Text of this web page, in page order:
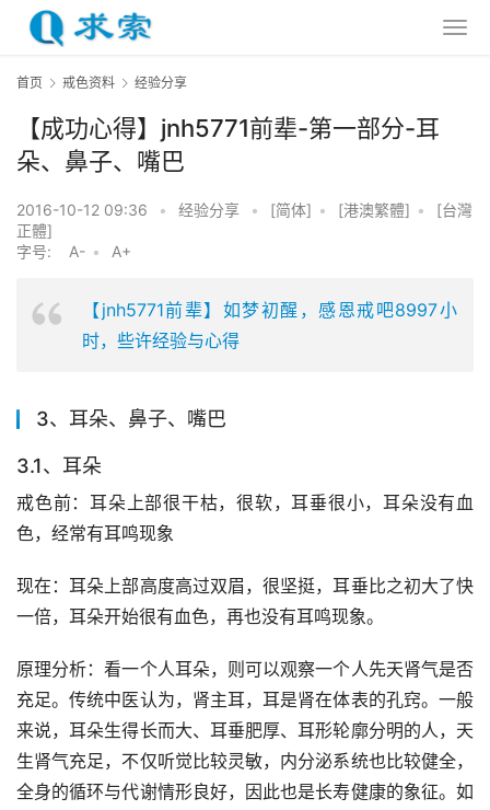
首页 戒色资料 经验分享
【成功心得】jnh5771前辈-第一部分-耳
朵、鼻子、嘴巴
2016-10-12 09:36 • 经验分享 • [简体] • [港澳繁體] •
[台灣
正體]
字号:
A- • A+
【jnh5771前辈】如梦初醒，感恩戒吧8997小
时，些许经验与心得
3、耳朵、鼻子、嘴巴
3.1、耳朵
戒色前：耳朵上部很干枯，很软，耳垂很小，耳朵没有血
色，经常有耳鸣现象
现在：耳朵上部高度高过双眉，很坚挺，耳垂比之初大了快
一倍，耳朵开始很有血色，再也没有耳鸣现象。
原理分析：看一个人耳朵，则可以观察一个人先天肾气是否
充足。传统中医认为，肾主耳，耳是肾在体表的孔窍。一般
来说，耳朵生得长而大、耳垂肥厚、耳形轮廓分明的人，天
生肾气充足，不仅听觉比较灵敏，内分泌系统也比较健全，
全身的循环与代谢情形良好，因此也是长寿健康的象征。如